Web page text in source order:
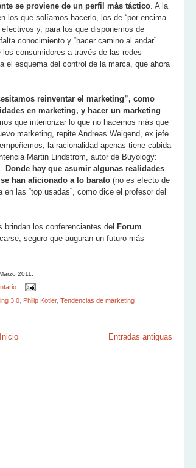
se proviene de un perfil más táctico. A la
los que solíamos hacerlo, los de “por encima
y, para los que disponemos de
conocimiento y “hacer camino al andar”.
consumidores a través de las redes
el esquema del control de la marca, que ahora
reinventar el marketing”, como
en marketing, y hacer un marketing
que interiorizar lo que no hacemos más que
marketing, repite Andreas Weigend, ex jefe
la racionalidad apenas tiene cabida
Martin Lindstrom, autor de Buyology:
Donde hay que asumir algunas realidades
han aficionado a lo barato (no es efecto de
las “top usadas”, como dice el profesor del
los conferenciantes del Forum
seguro que auguran un futuro más
2011.
3.0, Philip Kotler, Tendencias de marketing
Entradas antiguas
Inicio